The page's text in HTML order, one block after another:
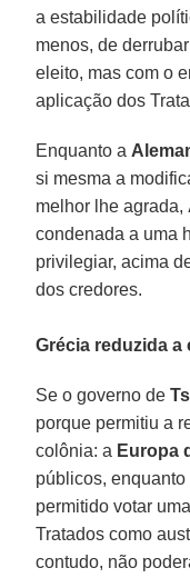
a estabilidade
menos, de
eleito, mas com o
aplicação dos
Enquanto a
si mesma a
melhor lhe agrada,
condenada a uma
privilegiar, acima
dos credores.
Grécia reduzida a
Se o governo de
porque permitiu a
colônia: a Europa
públicos,
permitido votar
Tratados como
contudo, não